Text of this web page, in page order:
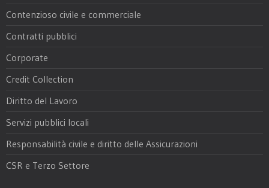
Contenzioso civile e commerciale
Contratti pubblici
Corporate
Credit Collection
Diritto del Lavoro
Servizi pubblici locali
Responsabilità civile e diritto delle Assicurazioni
CSR e Terzo Settore